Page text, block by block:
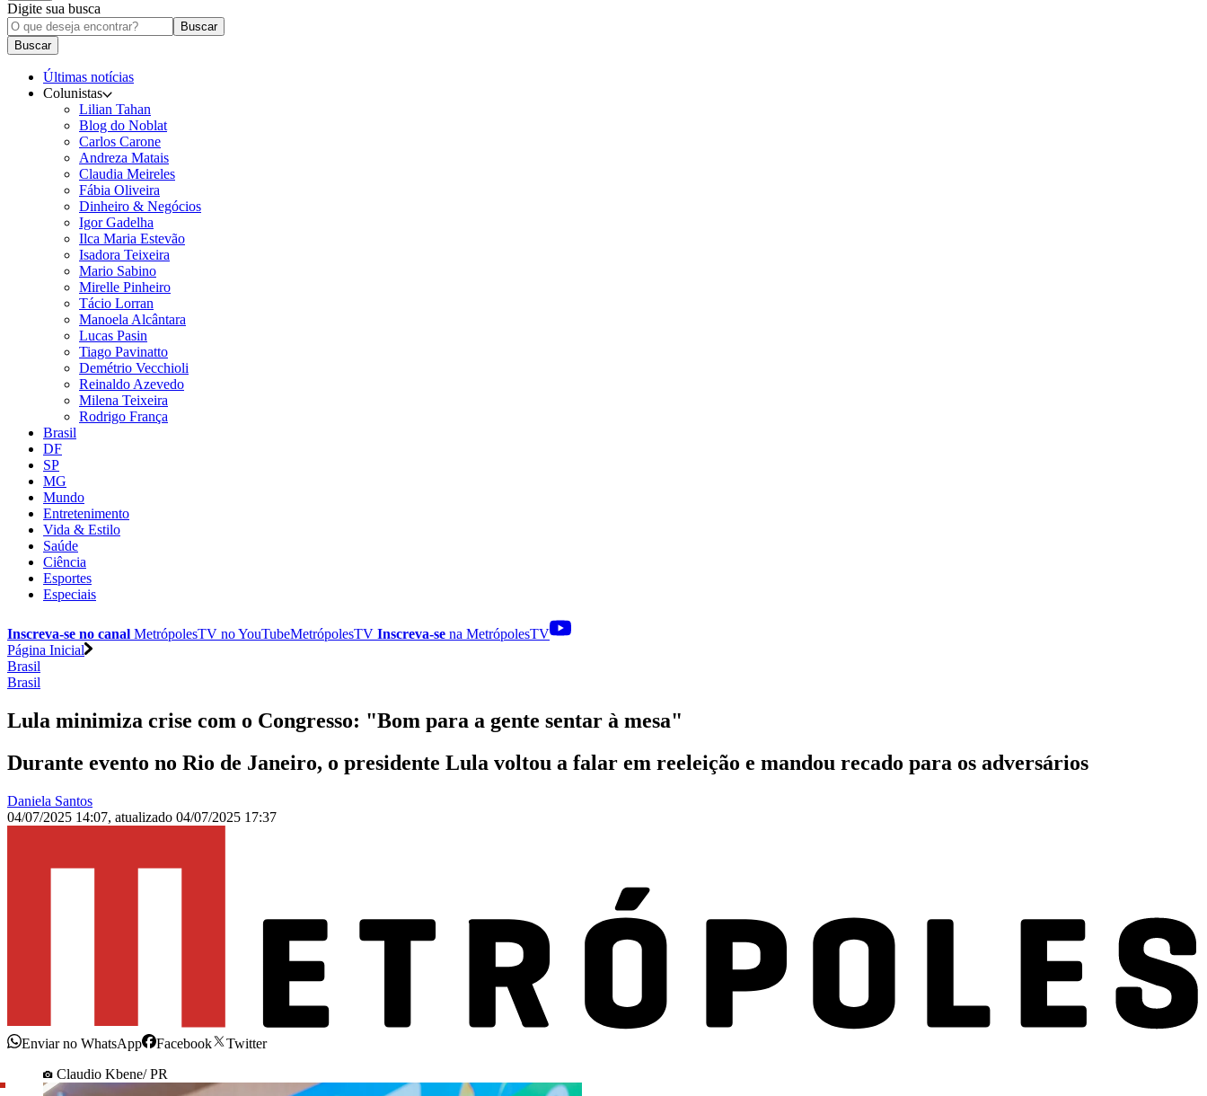
Digite sua busca
Buscar
Buscar
Últimas notícias
Colunistas
Lilian Tahan
Blog do Noblat
Carlos Carone
Andreza Matais
Claudia Meireles
Fábia Oliveira
Dinheiro & Negócios
Igor Gadelha
Ilca Maria Estevão
Isadora Teixeira
Mario Sabino
Mirelle Pinheiro
Tácio Lorran
Manoela Alcântara
Lucas Pasin
Tiago Pavinatto
Demétrio Vecchioli
Reinaldo Azevedo
Milena Teixeira
Rodrigo França
Brasil
DF
SP
MG
Mundo
Entretenimento
Vida & Estilo
Saúde
Ciência
Esportes
Especiais
Inscreva-se no canal MetrópolesTV noYouTubeMetrópolesTV Inscreva-se na MetrópolesTV
Página Inicial
Brasil
Brasil
Lula minimiza crise com o Congresso: "Bom para a gente sentar à mesa"
Durante evento no Rio de Janeiro, o presidente Lula voltou a falar em reeleição e mandou recado para os adversários
Daniela Santos
04/07/2025 14:07, atualizado 04/07/2025 17:37
Enviar no WhatsApp Facebook
Twitter
Claudio Kbene/ PR